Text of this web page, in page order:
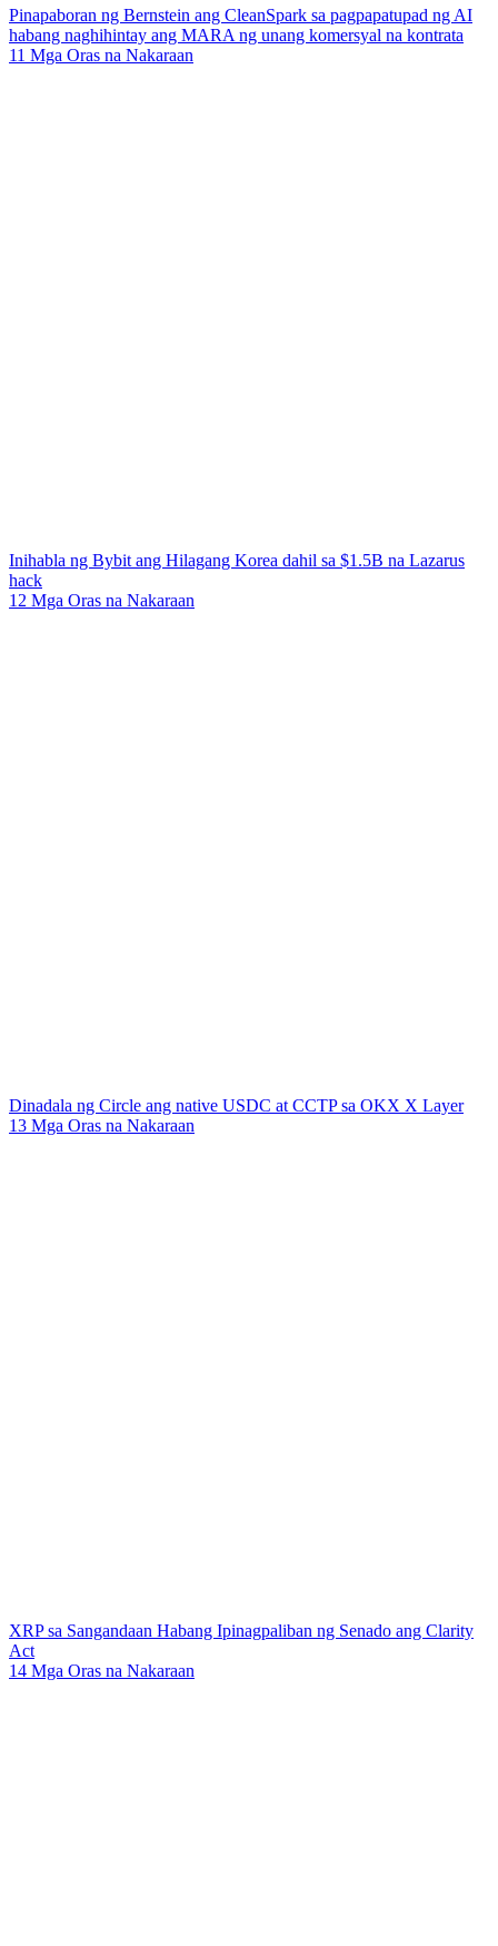
Pinapaboran ng Bernstein ang CleanSpark sa pagpapatupad ng AI
habang naghihintay ang MARA ng unang komersyal na kontrata
11 Mga Oras na Nakaraan
Inihabla ng Bybit ang Hilagang Korea dahil sa $1.5B na Lazarus
hack
12 Mga Oras na Nakaraan
Dinadala ng Circle ang native USDC at CCTP sa OKX X Layer
13 Mga Oras na Nakaraan
XRP sa Sangandaan Habang Ipinagpaliban ng Senado ang Clarity
Act
14 Mga Oras na Nakaraan